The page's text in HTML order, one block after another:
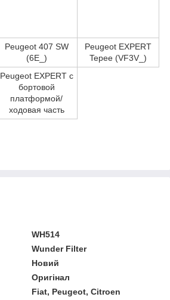
Peugeot 407 SW
(6E_)
Peugeot EXPERT
Tepee (VF3V_)
Peugeot EXPERT c
бортовой
платформой/
ходовая часть
WH514
Wunder Filter
Новий
Оригінал
Fiat, Peugeot, Citroen